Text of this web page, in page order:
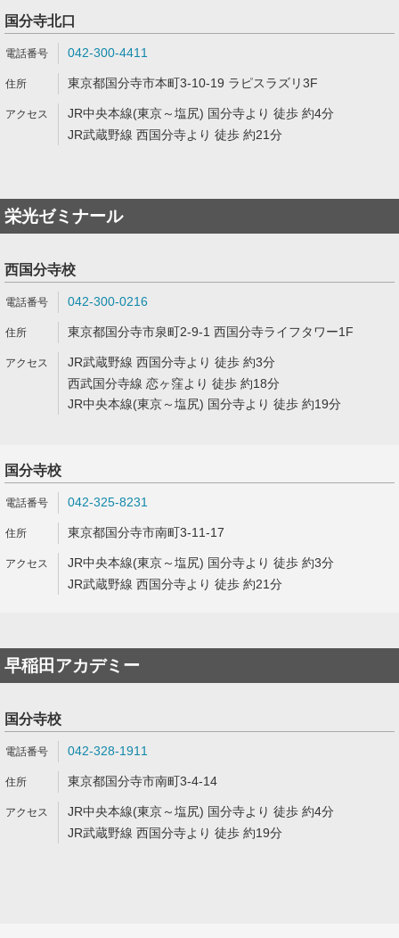
国分寺北口
042-300-4411
東京都国分寺市本町3-10-19 ラピスラズリ3F
JR中央本線(東京～塩尻) 国分寺より 徒歩 約4分
JR武蔵野線 西国分寺より 徒歩 約21分
栄光ゼミナール
西国分寺校
042-300-0216
東京都国分寺市泉町2-9-1 西国分寺ライフタワー1F
JR武蔵野線 西国分寺より 徒歩 約3分
西武国分寺線 恋ヶ窪より 徒歩 約18分
JR中央本線(東京～塩尻) 国分寺より 徒歩 約19分
国分寺校
042-325-8231
東京都国分寺市南町3-11-17
JR中央本線(東京～塩尻) 国分寺より 徒歩 約3分
JR武蔵野線 西国分寺より 徒歩 約21分
早稲田アカデミー
国分寺校
042-328-1911
東京都国分寺市南町3-4-14
JR中央本線(東京～塩尻) 国分寺より 徒歩 約4分
JR武蔵野線 西国分寺より 徒歩 約19分